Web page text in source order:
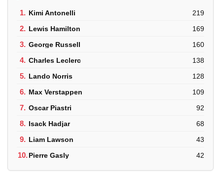
1. Kimi Antonelli 219
2. Lewis Hamilton 169
3. George Russell 160
4. Charles Leclerc 138
5. Lando Norris 128
6. Max Verstappen 109
7. Oscar Piastri 92
8. Isack Hadjar 68
9. Liam Lawson 43
10.Pierre Gasly 42